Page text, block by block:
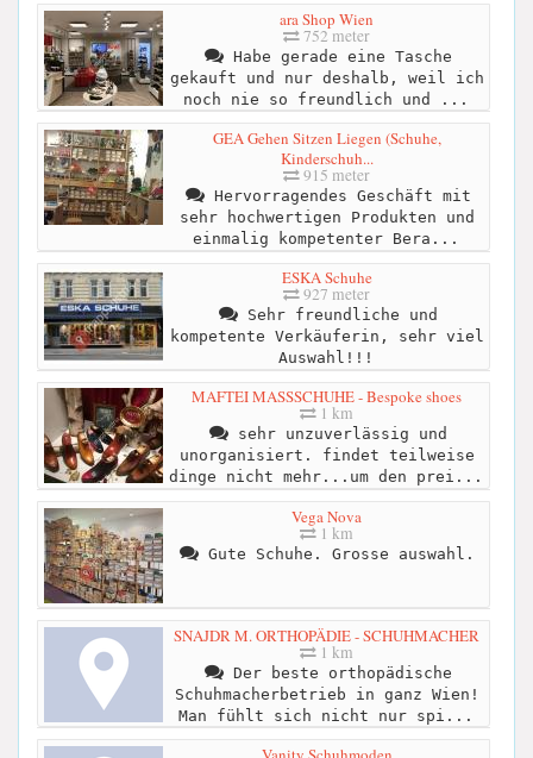
ara Shop Wien
752 meter
Habe gerade eine Tasche
gekauft und nur deshalb, weil ich
noch nie so freundlich und ...
GEA Gehen Sitzen Liegen (Schuhe,
Kinderschuh...
915 meter
Hervorragendes Geschäft mit
sehr hochwertigen Produkten und
einmalig kompetenter Bera...
ESKA Schuhe
927 meter
Sehr freundliche und
kompetente Verkäuferin, sehr viel
Auswahl!!!
MAFTEI MASSSCHUHE - Bespoke shoes
1 km
sehr unzuverlässig und
unorganisiert. findet teilweise
dinge nicht mehr...um den prei...
Vega Nova
1 km
Gute Schuhe. Grosse auswahl.
SNAJDR M. ORTHOPÄDIE - SCHUHMACHER
1 km
Der beste orthopädische
Schuhmacherbetrieb in ganz Wien!
Man fühlt sich nicht nur spi...